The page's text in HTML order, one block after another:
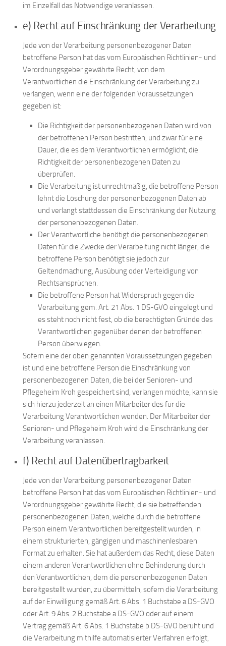
im Einzelfall das Notwendige veranlassen.
e) Recht auf Einschränkung der Verarbeitung
Jede von der Verarbeitung personenbezogener Daten
betroffene Person hat das vom Europäischen Richtlinien- und
Verordnungsgeber gewährte Recht, von dem
Verantwortlichen die Einschränkung der Verarbeitung zu
verlangen, wenn eine der folgenden Voraussetzungen
gegeben ist:
Die Richtigkeit der personenbezogenen Daten wird von
der betroffenen Person bestritten, und zwar für eine
Dauer, die es dem Verantwortlichen ermöglicht, die
Richtigkeit der personenbezogenen Daten zu
überprüfen.
Die Verarbeitung ist unrechtmäßig, die betroffene Person
lehnt die Löschung der personenbezogenen Daten ab
und verlangt stattdessen die Einschränkung der Nutzung
der personenbezogenen Daten.
Der Verantwortliche benötigt die personenbezogenen
Daten für die Zwecke der Verarbeitung nicht länger, die
betroffene Person benötigt sie jedoch zur
Geltendmachung, Ausübung oder Verteidigung von
Rechtsansprüchen.
Die betroffene Person hat Widerspruch gegen die
Verarbeitung gem. Art. 21 Abs. 1 DS-GVO eingelegt und
es steht noch nicht fest, ob die berechtigten Gründe des
Verantwortlichen gegenüber denen der betroffenen
Person überwiegen.
Sofern eine der oben genannten Voraussetzungen gegeben
ist und eine betroffene Person die Einschränkung von
personenbezogenen Daten, die bei der Senioren- und
Pflegeheim Kroh gespeichert sind, verlangen möchte, kann sie
sich hierzu jederzeit an einen Mitarbeiter des für die
Verarbeitung Verantwortlichen wenden. Der Mitarbeiter der
Senioren- und Pflegeheim Kroh wird die Einschränkung der
Verarbeitung veranlassen.
f) Recht auf Datenübertragbarkeit
Jede von der Verarbeitung personenbezogener Daten
betroffene Person hat das vom Europäischen Richtlinien- und
Verordnungsgeber gewährte Recht, die sie betreffenden
personenbezogenen Daten, welche durch die betroffene
Person einem Verantwortlichen bereitgestellt wurden, in
einem strukturierten, gängigen und maschinenlesbaren
Format zu erhalten. Sie hat außerdem das Recht, diese Daten
einem anderen Verantwortlichen ohne Behinderung durch
den Verantwortlichen, dem die personenbezogenen Daten
bereitgestellt wurden, zu übermitteln, sofern die Verarbeitung
auf der Einwilligung gemäß Art. 6 Abs. 1 Buchstabe a DS-GVO
oder Art. 9 Abs. 2 Buchstabe a DS-GVO oder auf einem
Vertrag gemäß Art. 6 Abs. 1 Buchstabe b DS-GVO beruht und
die Verarbeitung mithilfe automatisierter Verfahren erfolgt,